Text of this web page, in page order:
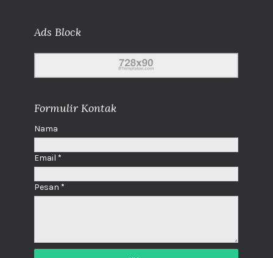
Ads Block
Formulir Kontak
Nama
Email *
Pesan *